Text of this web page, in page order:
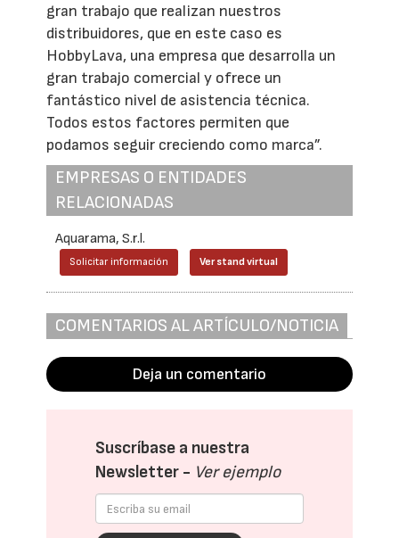
gran trabajo que realizan nuestros
distribuidores, que en este caso es
HobbyLava, una empresa que desarrolla un
gran trabajo comercial y ofrece un
fantástico nivel de asistencia técnica.
Todos estos factores permiten que
podamos seguir creciendo como marca”.
EMPRESAS O ENTIDADES
RELACIONADAS
Aquarama, S.r.l.
Solicitar información Ver stand virtual
COMENTARIOS AL ARTÍCULO/NOTICIA
Deja un comentario
Suscríbase a nuestra
Newsletter - Ver ejemplo